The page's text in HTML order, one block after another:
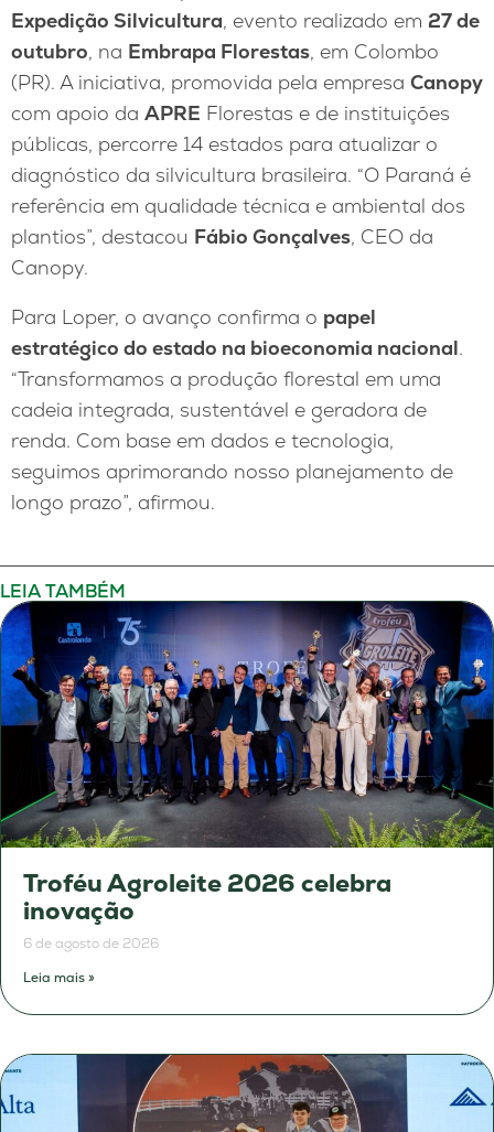
Expedição Silvicultura, evento realizado em 27 de
outubro, na Embrapa Florestas, em Colombo
(PR). A iniciativa, promovida pela empresa Canopy
com apoio da APRE Florestas e de instituições
públicas, percorre 14 estados para atualizar o
diagnóstico da silvicultura brasileira. “O Paraná é
referência em qualidade técnica e ambiental dos
plantios”, destacou Fábio Gonçalves, CEO da
Canopy.
Para Loper, o avanço confirma o papel
estratégico do estado na bioeconomia nacional.
“Transformamos a produção florestal em uma
cadeia integrada, sustentável e geradora de
renda. Com base em dados e tecnologia,
seguimos aprimorando nosso planejamento de
longo prazo”, afirmou.
LEIA TAMBÉM
Troféu Agroleite 2026 celebra
inovação
6 de agosto de 2026
Leia mais »